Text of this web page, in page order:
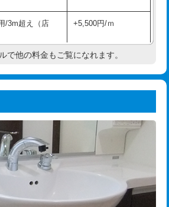
さ10㎝超え）
㎝まで） 27,500円
㎝超え） 38,500円
38,500円
現場見積
での価格です。
工)
止め) 3,300円
具設置) 5,500円
使用（バンド止
5,500円
削・埋め戻し作
11,000円
（VP・HI）使
33,000円
（VP・HI）使
/3m超え（店
+5,500円/ｍ
現地調査
超え +3,300円
33,000円
処理・清掃・修
11,000円
で他の料金もご覧になれます。